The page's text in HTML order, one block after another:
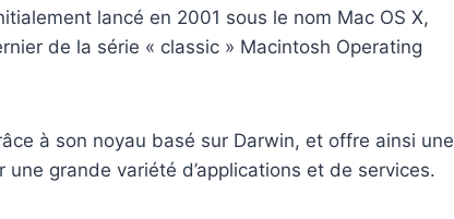
lancé en 2001 sous le nom Mac OS X,
de la série « classic » Macintosh Operating
à son noyau basé sur Darwin, et offre ainsi une
grande variété d’applications et de services.